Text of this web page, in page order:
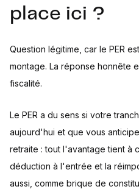
place ici ?
Question légitime, car le PER
montage. La réponse honnête
fiscalité.
Le PER a du sens si votre
aujourd'hui et que vous
retraite : tout l'avantage tient à
déduction à l'entrée et la
aussi, comme brique de